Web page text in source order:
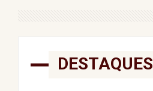
DESTAQUES